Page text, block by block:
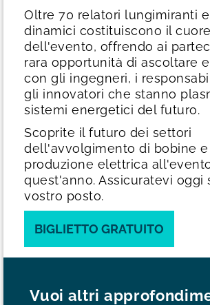
Oltre 70 relatori lungimiranti
dinamici costituiscono il cuore
dell'evento, offrendo ai
rara opportunità di ascoltare
con gli ingegneri, i
gli innovatori che stanno
sistemi energetici del futuro.
Scoprite il futuro dei settori
dell'avvolgimento di bobine
produzione elettrica
quest'anno. Assicuratevi oggi
vostro posto.
BIGLIETTO GRATUITO
Vuoi altri